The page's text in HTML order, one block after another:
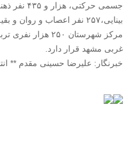
بینایی،۲۵۷ نفر اعصاب و روان و بقیه نیز سالمند هستند.
غربی مشهد قرار دارد.
خبرنگار: علیرضا حسینی مقدم **